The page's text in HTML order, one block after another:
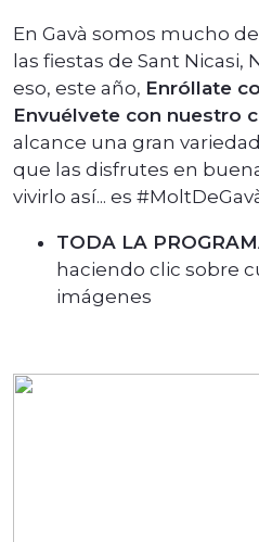
En Gavà somos mucho
las fiestas de Sant Nicasi,
eso, este año, Enróllate
Envuélvete con nuestro
alcance una gran
que las disfrutes en
vivirlo así... es
TODA LA
haciendo clic sobre
imágenes